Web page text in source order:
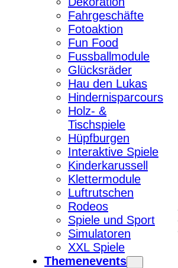
Fahrgeschäfte
Fotoaktion
Fun Food
Fussballmodule
Glücksräder
Hau den Lukas
Hindernisparcours
Holz- &
Tischspiele
Hüpfburgen
Interaktive Spiele
Kinderkarussell
Klettermodule
Luftrutschen
Rodeos
Spiele und Sport
Simulatoren
XXL Spiele
Themenevents